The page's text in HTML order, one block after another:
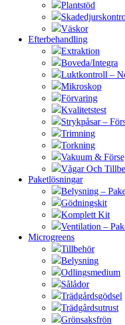
Plantstöd
Väskor
Efterbehandling
Extraktion
Boveda/Integra
Luktkontroll –
Mikroskop
Förvaring
Kvalitetstest
Strykpåsar –
Trimning
Torkning
Vakuum &
Vågar Och
Paketlösningar
Belysning –
Gödningskit
Komplett Kit
Ventilation –
Microgreens
Tillbehör
Belysning
Odlingsmedium
Sålådor
Trädgårdsgödsel
Trädgårdsutrust
Grönsaksfrön